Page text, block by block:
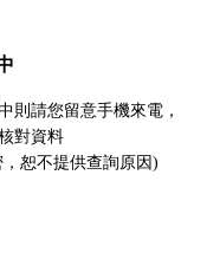
則請您留意手機來電，
對資料
恕不提供查詢原因)